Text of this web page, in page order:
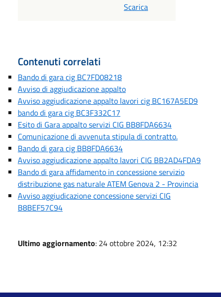
Scarica
Contenuti correlati
Bando di gara cig BC7FD08218
Avviso di aggiudicazione appalto
Avviso aggiudicazione appalto lavori cig BC167A5ED9
bando di gara cig BC3F332C17
Esito di Gara appalto servizi CIG BB8FDA6634
Comunicazione di avvenuta stipula di contratto.
Bando di gara cig BB8FDA6634
Avviso aggiudicazione appalto lavori CIG BB2AD4FDA9
Bando di gara affidamento in concessione servizio
distribuzione gas naturale ATEM Genova 2 - Provincia
Avviso aggiudicazione concessione servizi CIG
B8BEF57C94
Ultimo aggiornamento: 24 ottobre 2024, 12:32